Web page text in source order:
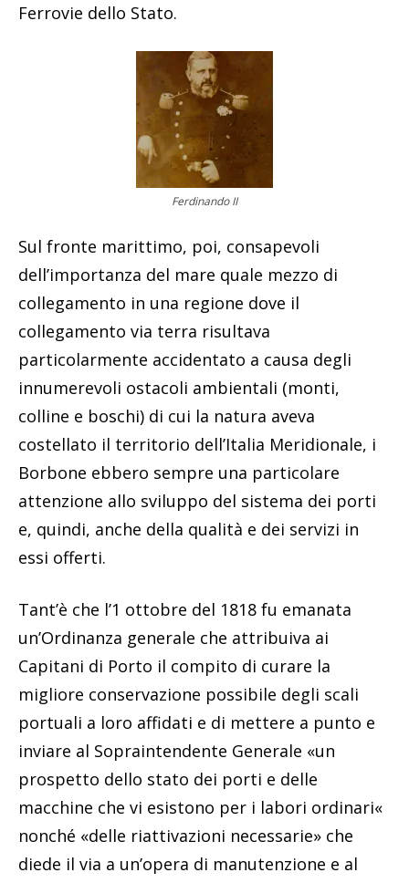
Ferrovie dello Stato.
Ferdinando II
Sul fronte marittimo, poi, consapevoli
dell’importanza del mare quale mezzo di
collegamento in una regione dove il
collegamento via terra risultava
particolarmente accidentato a causa degli
innumerevoli ostacoli ambientali (monti,
colline e boschi) di cui la natura aveva
costellato il territorio dell’Italia Meridionale, i
Borbone ebbero sempre una particolare
attenzione allo sviluppo del sistema dei porti
e, quindi, anche della qualità e dei servizi in
essi offerti.
Tant’è che l’1 ottobre del 1818 fu emanata
un’Ordinanza generale che attribuiva ai
Capitani di Porto il compito di curare la
migliore conservazione possibile degli scali
portuali a loro affidati e di mettere a punto e
inviare al Sopraintendente Generale «un
prospetto dello stato dei porti e delle
macchine che vi esistono per i labori ordinari«
nonché «delle riattivazioni necessarie» che
diede il via a un’opera di manutenzione e al